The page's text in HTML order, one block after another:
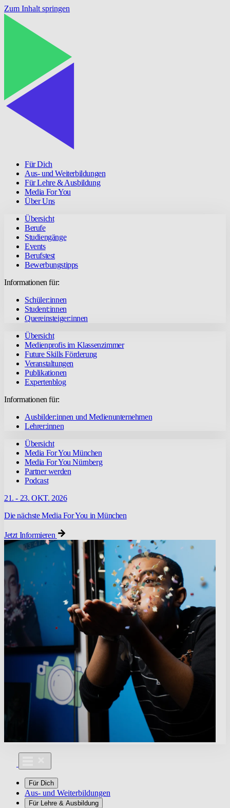
Zum Inhalt springen
Für Dich
Aus- und Weiterbildungen
Für Lehre & Ausbildung
Media For You
Über Uns
Übersicht
Berufe
Studiengänge
Events
Berufstest
Bewerbungstipps
Informationen für:
Schüler:innen
Student:innen
Quereinsteiger:innen
Übersicht
Medienprofis im Klassenzimmer
Future Skills Förderung
Veranstaltungen
Publikationen
Expertenblog
Informationen für:
Ausbilder:innen und Medienunternehmen
Lehrer:innen
Übersicht
Media For You München
Media For You Nürnberg
Partner werden
Podcast
21. - 23. OKT. 2026
Die nächste Media For You in München
Jetzt Informieren
Für Dich
Aus- und Weiterbildungen
Für Lehre & Ausbildung